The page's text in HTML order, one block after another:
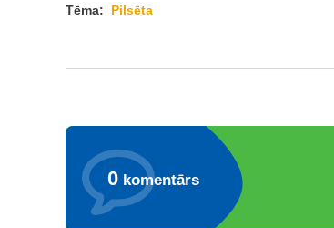
Tēma: Pilsēta
0 komentārs